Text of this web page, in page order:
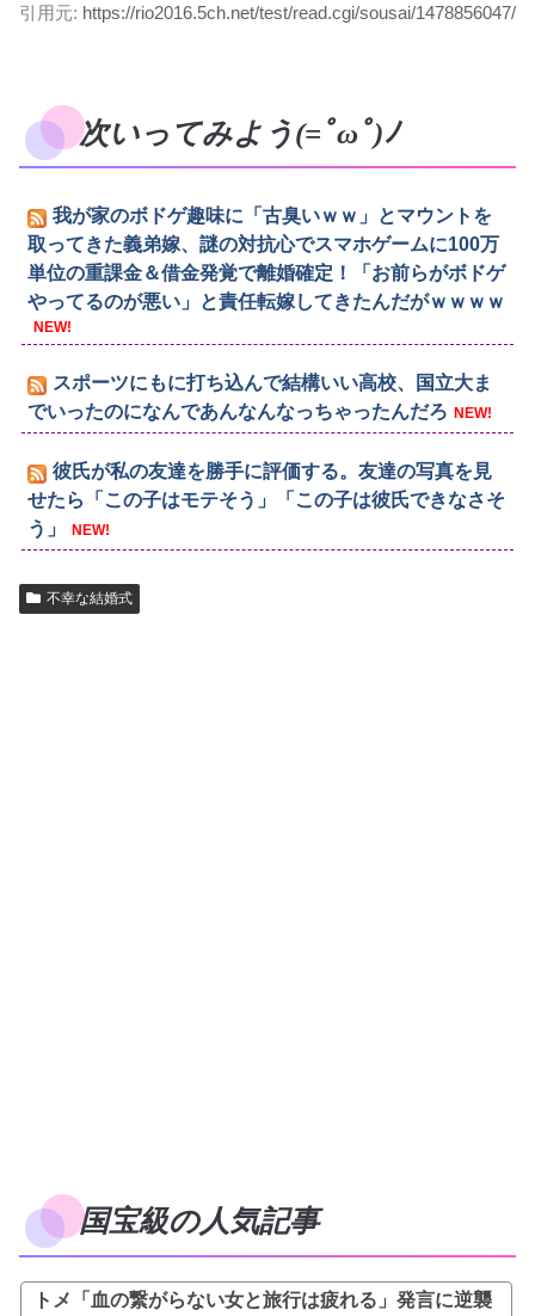
引用元: https://rio2016.5ch.net/test/read.cgi/sousai/1478856047/
次いってみよう(=ﾟωﾟ)ﾉ
我が家のボドゲ趣味に「古臭いｗｗ」とマウントを
取ってきた義弟嫁、謎の対抗心でスマホゲームに100万
単位の重課金＆借金発覚で離婚確定！「お前らがボドゲ
やってるのが悪い」と責任転嫁してきたんだがｗｗｗｗ
NEW!
スポーツにもに打ち込んで結構いい高校、国立大ま
でいったのになんであんなんなっちゃったんだろ NEW!
彼氏が私の友達を勝手に評価する。友達の写真を見
せたら「この子はモテそう」「この子は彼氏できなさそ
う」
NEW!
不幸な結婚式
国宝級の人気記事
トメ「血の繋がらない女と旅行は疲れる」発言に逆襲